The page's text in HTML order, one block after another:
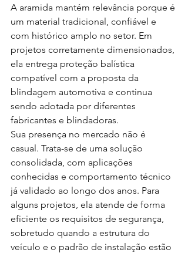
A aramida mantém relevância porque é
um material tradicional, confiável e
com histórico amplo no setor. Em
projetos corretamente dimensionados,
ela entrega proteção balística
compatível com a proposta da
blindagem automotiva e continua
sendo adotada por diferentes
fabricantes e blindadoras.
Sua presença no mercado não é
casual. Trata-se de uma solução
consolidada, com aplicações
conhecidas e comportamento técnico
já validado ao longo dos anos. Para
alguns projetos, ela atende de forma
eficiente os requisitos de segurança,
sobretudo quando a estrutura do
veículo e o padrão de instalação estão